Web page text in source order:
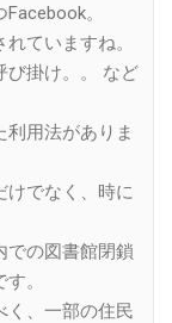
。
ていますね。
び掛け。。 など
用法がありま
けでなく、時に
での図書館閉鎖
。
く、一部の住民